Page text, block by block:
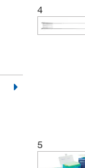
4
5